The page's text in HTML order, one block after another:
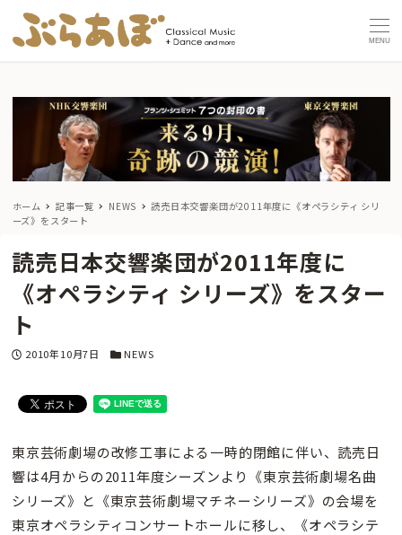
MENU
ホーム 記事一覧 NEWS
読売日本交響楽団が2011年度に《オペラシティ シリ
ーズ》をスタート
読売日本交響楽団が2011年度に
《オペラシティ シリーズ》をスター
ト
投稿日
2010年10月7日 カテゴリー
NEWS
東京芸術劇場の改修工事による一時的閉館に伴い、読売日
響は4月からの2011年度シーズンより《東京芸術劇場名曲
シリーズ》と《東京芸術劇場マチネーシリーズ》の会場を
東京オペラシティコンサートホールに移し、《オペラシテ